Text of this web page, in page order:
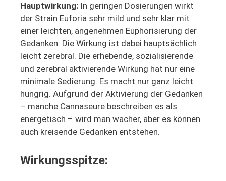
Hauptwirkung: In geringen Dosierungen wirkt
der Strain Euforia sehr mild und sehr klar mit
einer leichten, angenehmen Euphorisierung der
Gedanken. Die Wirkung ist dabei hauptsächlich
leicht zerebral. Die erhebende, sozialisierende
und zerebral aktivierende Wirkung hat nur eine
minimale Sedierung. Es macht nur ganz leicht
hungrig. Aufgrund der Aktivierung der Gedanken
– manche Cannaseure beschreiben es als
energetisch – wird man wacher, aber es können
auch kreisende Gedanken entstehen.
Wirkungsspitze: